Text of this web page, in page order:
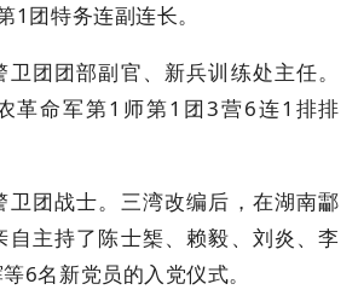
1团特务连副连长。
团团部副官、新兵训练处主任。
革命军第1师第1团3营6连1排排
卫团战士。三湾改编后，在湖南酃
自主持了陈士榘、赖毅、刘炎、李
6名新党员的入党仪式。